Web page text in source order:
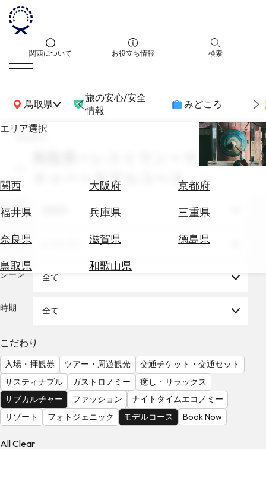
関西について お役立ち情報 検索
鳥取県
関西広域MAP
旅の安心/安全
情報
みどころ
エリア選択
関西 大阪府
京都府
福井県
兵庫県
三重県
奈良県
滋賀県
徳島県
鳥取県
和歌山県
エ
券
テ
を
る
気
を
見
る
search
鳥取県 × レストラン × サブカル
チャー × モデルコース
エリア
テーマ
シーン 全て
時期 全て
こだわり
入場・拝観券 ツアー・周遊観光
交通チケット・交通セット
サスティナブル
ガストロノミー
癒し・リラックス
サブカルチャー
ファッション
ナイトタイムエコノミー
リゾート
フォトジェニック モデルコース Book Now
All Clear